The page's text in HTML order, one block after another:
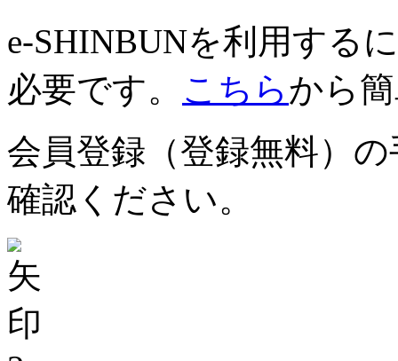
e-SHINBUNを利用する
必要です。 こちらから
会員登録（登録無料）
確認ください。